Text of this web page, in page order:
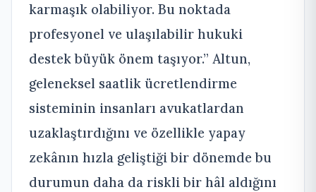
karmaşık olabiliyor. Bu noktada
profesyonel ve ulaşılabilir hukuki
destek büyük önem taşıyor.” Altun,
geleneksel saatlik ücretlendirme
sisteminin insanları avukatlardan
uzaklaştırdığını ve özellikle yapay
zekânın hızla geliştiği bir dönemde bu
durumun daha da riskli bir hâl aldığını